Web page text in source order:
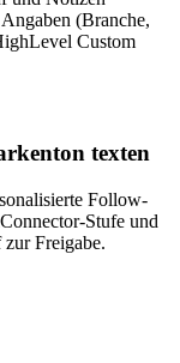
(Branche,
Custom
texten
Follow-
Stufe und
Freigabe.